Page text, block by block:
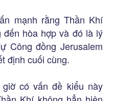
mạnh rằng Thần Khí
hòa hợp và đó là lý
Công đồng Jerusalem
định cuối cùng.
giờ có vấn đề kiểu này